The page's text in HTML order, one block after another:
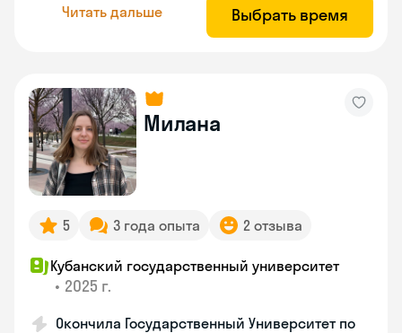
Читать дальше Выбрать время
Милана
5 3 года опыта 2 отзыва
Кубанский государственный университет
• 2025 г.
Окончила Государственный Университет по